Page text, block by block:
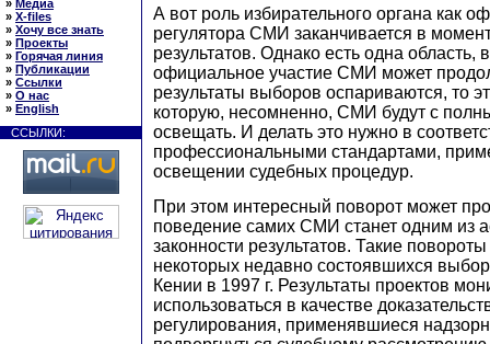
» Медиа
» X-files
» Хочу все знать
» Проекты
» Горячая линия
» Публикации
» Ссылки
» О нас
» English
ССЫЛКИ:
А вот роль избирательного органа как
регулятора СМИ заканчивается в
результатов. Однако есть одна область,
официальное участие СМИ может
результаты выборов оспариваются, то
которую, несомненно, СМИ будут с
освещать. И делать это нужно в
профессиональными стандартами,
освещении судебных процедур.
При этом интересный поворот может
поведение самих СМИ станет одним из
законности результатов. Такие
некоторых недавно состоявшихся
Кении в 1997 г. Результаты проектов
использоваться в качестве
регулирования, применявшиеся